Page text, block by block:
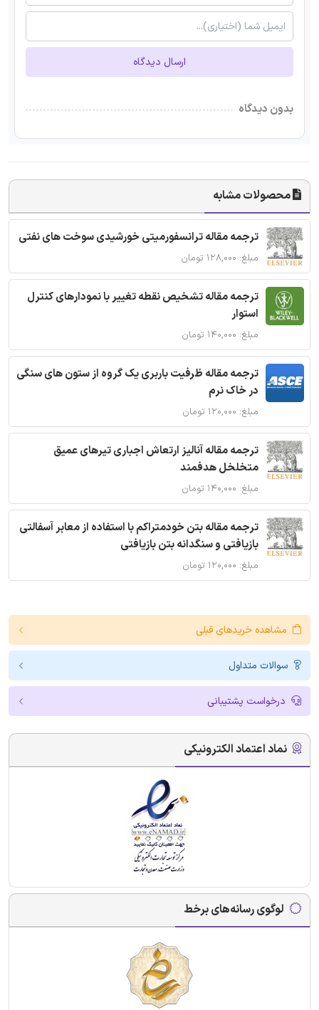
ارسال دیدگاه
بدون دیدگاه
محصولات مشابه
ترجمه مقاله ترانسفورمیتی خورشیدی سوخت های نفتی
مبلغ: ۱۲۸,۰۰۰ تومان
ترجمه مقاله تشخیص نقطه تغییر با نمودارهای کنترل
استوار
مبلغ: ۱۴۰,۰۰۰ تومان
ترجمه مقاله ظرفیت باربری یک گروه از ستون های سنگی
در خاک نرم
مبلغ: ۱۲۰,۰۰۰ تومان
ترجمه مقاله آنالیز ارتعاش اجباری تیرهای عمیق
متخلخل هدفمند
مبلغ: ۱۴۰,۰۰۰ تومان
ترجمه مقاله بتن خودمتراکم با استفاده از معابر آسفالتی
بازیافتی و سنگدانه بتن بازیافتی
مبلغ: ۱۲۰,۰۰۰ تومان
مشاهده خریدهای قبلی
سوالات متداول
درخواست پشتیبانی
نماد اعتماد الکترونیکی
لوگوی رسانه‌های برخط